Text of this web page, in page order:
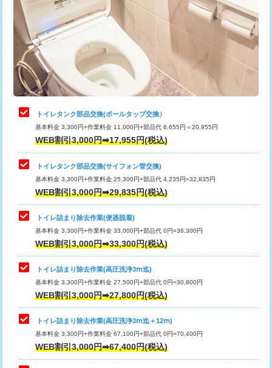
トイレタンク部品交換(ボールタップ交換）
基本料金 3,300円+作業料金 11,000円+部品代 6,655円＝20,955円
WEB割引3,000円➡17,955円(税込)
トイレタンク部品交換(サイフォン管交換)
基本料金 3,300円+作業料金 25,300円+部品代 4,235円=32,835円
WEB割引3,000円➡29,835円(税込)
トイレ詰まり除去作業(便器脱着)
基本料金 3,300円+作業料金 33,000円+部品代 0円=36,300円
WEB割引3,000円➡33,300円(税込)
トイレ詰まり除去作業(高圧洗浄3ⅿ迄)
基本料金 3,300円+作業料金 27,500円+部品代 0円=30,800円
WEB割引3,000円➡27,800円(税込)
トイレ詰まり除去作業(高圧洗浄3ⅿ迄＋12ⅿ)
基本料金 3,300円+作業料金 67,100円+部品代 0円=70,400円
WEB割引3,000円➡67,400円(税込)